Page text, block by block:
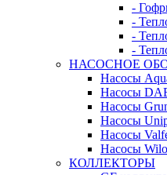
-
-
-
-
НАСОСНОЕ
Насосы
Насосы
Насосы
Насосы
Насосы
Насосы Wilo
КОЛЛЕКТОРЫ